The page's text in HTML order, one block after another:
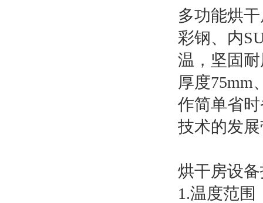
多功能烘
彩钢、内
温，坚固
厚度75mm
作简单省
技术的发
烘干房设
1.温度范